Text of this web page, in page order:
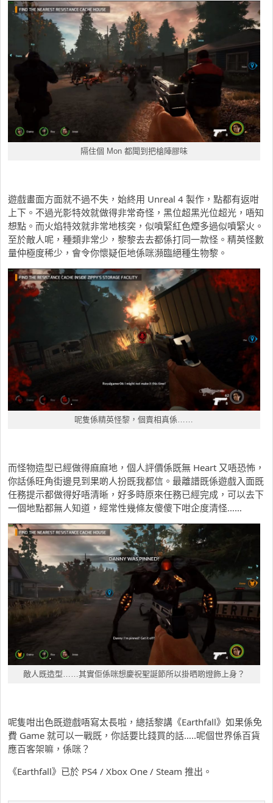
隔住個 Mon 都聞到把槍陣膠味
遊戲畫面方面就不過不失，始終用 Unreal 4 製作，點都有返咁
上下。不過光影特效就做得非常奇怪，黑位超黑光位超光，唔知
想點。而火焰特效就非常地核突，似噴緊紅色煙多過似噴緊火。
至於敵人呢，種類非常少，黎黎去去都係打同一款怪。精英怪數
量仲極度稀少，會令你懷疑佢地係咪瀕臨絕種生物黎。
呢隻係精英怪黎，個賣相真係……
而怪物造型已經做得麻麻地，個人評價係既無 Heart 又唔恐怖，
你話係旺角街邊見到果啲人扮既我都信。最離譜既係遊戲入面既
任務提示都做得好唔清晰，好多時原來任務已經完成，可以去下
一個地點都無人知道，經常性幾條友傻傻下咁企度清怪……
敵人既造型……其實佢係咪想慶祝聖誕節所以掛晒啲燈飾上身？
呢隻咁出色既遊戲唔寫太長啦，總括黎講《Earthfall》如果係免
費 Game 就可以一戰既，你話要比錢買的話…..呢個世界係百貨
應百客架嘛，係咪？
《Earthfall》已於 PS4 / Xbox One / Steam 推出。